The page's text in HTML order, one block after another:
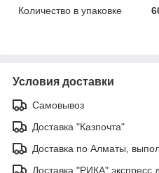
Количество в упаковке
Условия доставки
Самовывоз
Доставка "Казпочта"
Доставка по Алматы,
Доставка "РИКА" экспресс